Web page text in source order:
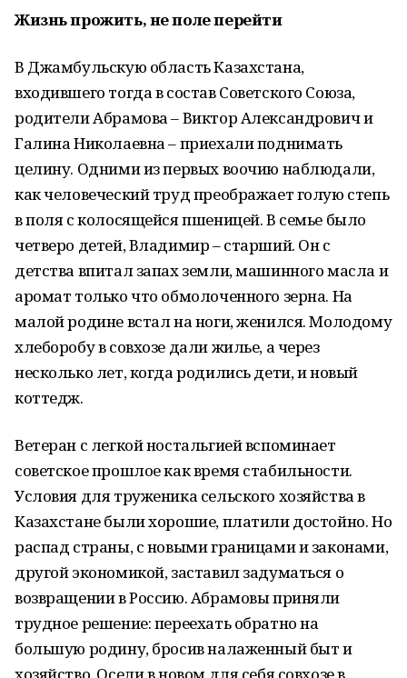
Жизнь прожить, не поле перейти
В Джамбульскую область Казахстана,
входившего тогда в состав Советского Союза,
родители Абрамова – Виктор Александрович и
Галина Николаевна – приехали поднимать
целину. Одними из первых воочию наблюдали,
как человеческий труд преображает голую степь
в поля с колосящейся пшеницей. В семье было
четверо детей, Владимир – старший. Он с
детства впитал запах земли, машинного масла и
аромат только что обмолоченного зерна. На
малой родине встал на ноги, женился. Молодому
хлеборобу в совхозе дали жилье, а через
несколько лет, когда родились дети, и новый
коттедж.
Ветеран с легкой ностальгией вспоминает
советское прошлое как время стабильности.
Условия для труженика сельского хозяйства в
Казахстане были хорошие, платили достойно. Но
распад страны, с новыми границами и законами,
другой экономикой, заставил задуматься о
возвращении в Россию. Абрамовы приняли
трудное решение: переехать обратно на
большую родину, бросив налаженный быт и